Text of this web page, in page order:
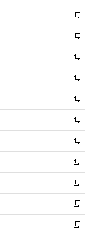
開
く
ウ
で
開
く
ン
ド
ウ
で
開
く
ウ
ィ
ン
ド
ウ
で
開
く
新
し
い
ウ
ィ
ン
ド
ウ
で
開
く
新
し
い
ウ
ィ
ン
ド
ウ
で
開
く
新
し
い
ウ
ィ
ン
ド
ウ
で
開
く
新
し
い
ウ
ィ
ン
ド
ウ
で
開
く
新
し
い
ウ
ィ
ン
ド
ウ
で
開
く
新
し
い
ウ
ィ
ン
ド
ウ
で
開
く
新
し
い
ウ
ィ
ン
ド
ウ
で
新
し
い
ウ
ィ
ン
ド
新
し
い
ウ
ィ
新
し
い
新